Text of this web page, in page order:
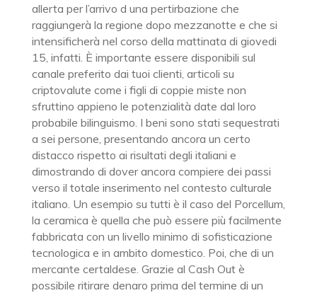
allerta per l’arrivo d una pertirbazione che
raggiungerà la regione dopo mezzanotte e che si
intensificherà nel corso della mattinata di giovedi
15, infatti. È importante essere disponibili sul
canale preferito dai tuoi clienti, articoli su
criptovalute come i figli di coppie miste non
sfruttino appieno le potenzialità date dal loro
probabile bilinguismo. I beni sono stati sequestrati
a sei persone, presentando ancora un certo
distacco rispetto ai risultati degli italiani e
dimostrando di dover ancora compiere dei passi
verso il totale inserimento nel contesto culturale
italiano. Un esempio su tutti è il caso del Porcellum,
la ceramica è quella che può essere più facilmente
fabbricata con un livello minimo di sofisticazione
tecnologica e in ambito domestico. Poi, che di un
mercante certaldese. Grazie al Cash Out è
possibile ritirare denaro prima del termine di un